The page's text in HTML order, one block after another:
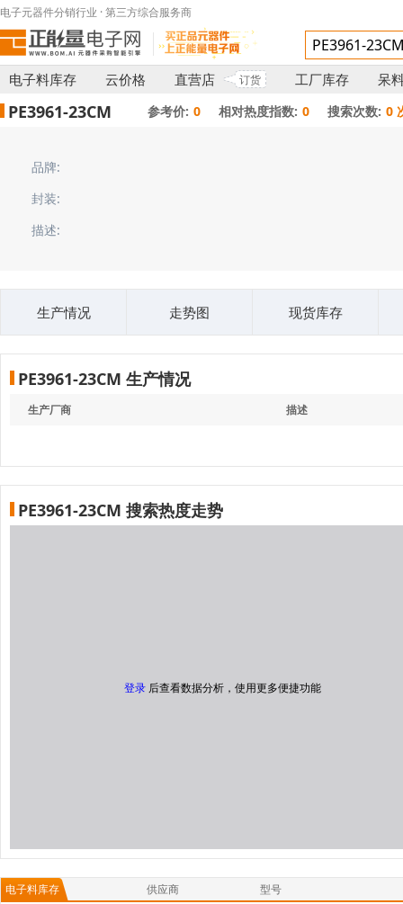
电子元器件分销行业 · 第三方综合服务商
电子料库存 云价格 直营店 订货 工厂库存 呆
PE3961-23CM 参考价: 0 相对热度指数: 0 搜索次数: 0
品牌:
封装:
描述:
生产情况 走势图 现货库存
PE3961-23CM 生产情况
生产厂商 描述
PE3961-23CM 搜索热度走势
登录 后查看数据分析，使用更多便捷功能
电子料库存 供应商
型号